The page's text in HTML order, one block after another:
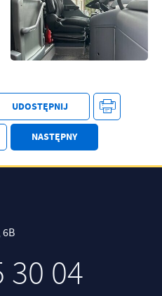
UDOSTĘPNIJ
NASTĘPNY
6B
30 04
komunikatów mediów